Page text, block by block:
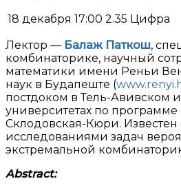
18 декабря 17:00 2.35 Цифра
Лектор — Балаж Паткош,
комбинаторике, научный
математики имени Реньи
наук в Будапеште (
постдоком в Тель-Авивском
университетах по
Склодовская-Кюри.
исследованиями задач
экстремальной
Abstract: